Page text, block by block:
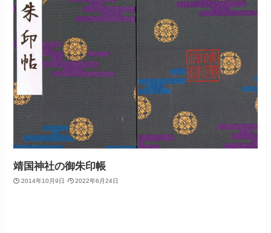
靖国神社の御朱印帳
2014年10月9日 2022年6月24日